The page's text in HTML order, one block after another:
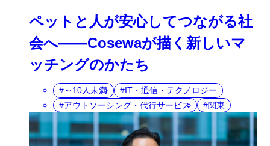
ペットと人が安心してつながる社
会へ――Cosewaが描く新しいマ
ッチングのかたち
～10人未満
IT・通信・テクノロジー
アウトソーシング・代行サービス
関東